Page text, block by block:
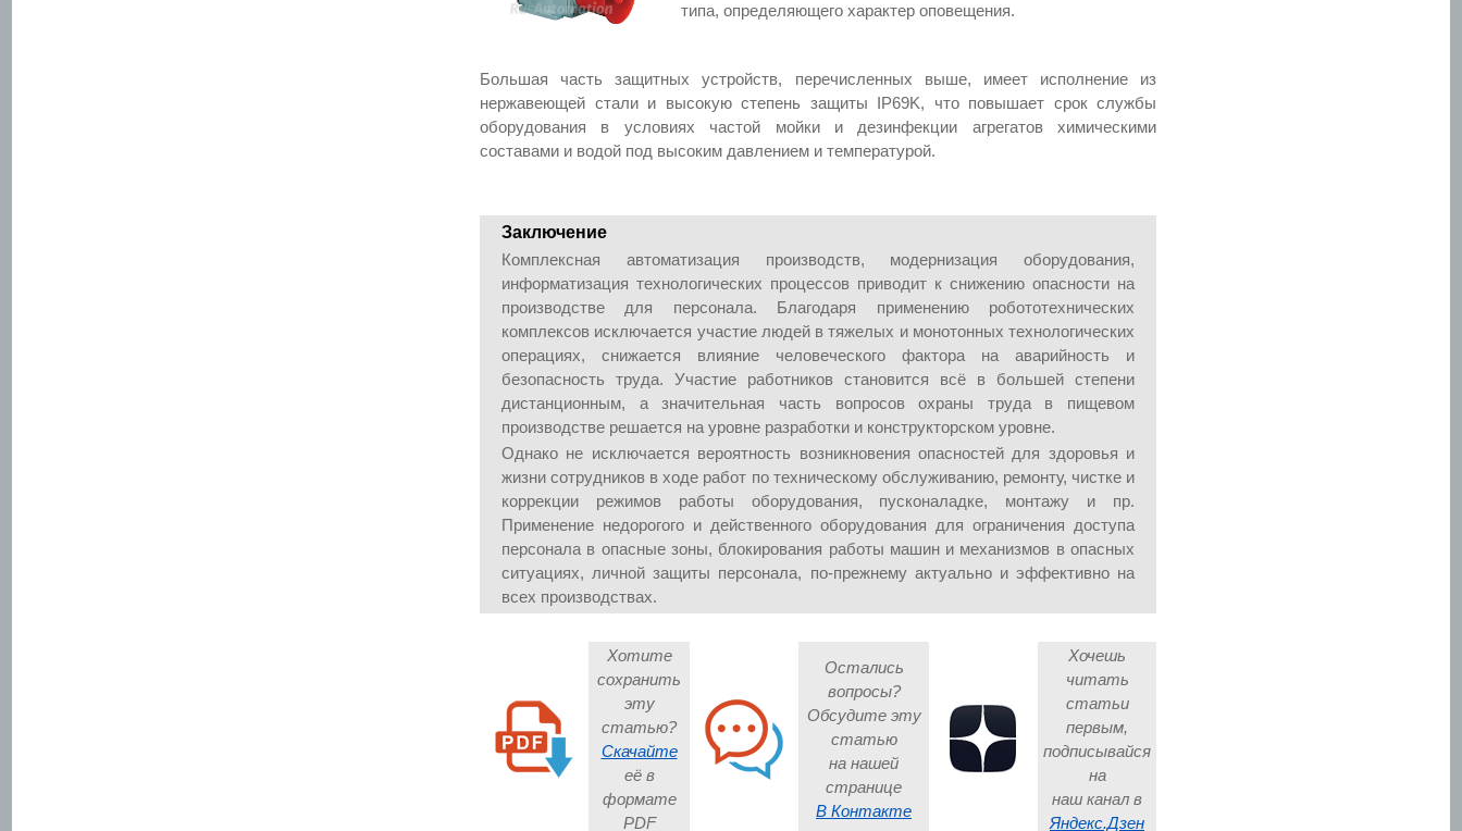
типа, определяющего характер оповещения.
Большая часть защитных устройств, перечисленных выше, имеет исполнение из
нержавеющей стали и высокую степень защиты IP69K, что повышает срок службы
оборудования в условиях частой мойки и дезинфекции агрегатов химическими
составами и водой под высоким давлением и температурой.
Заключение
Комплексная автоматизация производств, модернизация оборудования,
информатизация технологических процессов приводит к снижению опасности на
производстве для персонала. Благодаря применению робототехнических
комплексов исключается участие людей в тяжелых и монотонных технологических
операциях, снижается влияние человеческого фактора на аварийность и
безопасность труда. Участие работников становится всё в большей степени
дистанционным, а значительная часть вопросов охраны труда в пищевом
производстве решается на уровне разработки и конструкторском уровне.
Однако не исключается вероятность возникновения опасностей для здоровья и
жизни сотрудников в ходе работ по техническому обслуживанию, ремонту, чистке и
коррекции режимов работы оборудования, пусконаладке, монтажу и пр.
Применение недорогого и действенного оборудования для ограничения доступа
персонала в опасные зоны, блокирования работы машин и механизмов в опасных
ситуациях, личной защиты персонала, по-прежнему актуально и эффективно на
всех производствах.
Хотите
сохранить
эту
статью?
Скачайте
её в
формате
PDF
Остались
вопросы?
Обсудите эту
статью
на нашей
странице
В Контакте
Хочешь
читать
статьи
первым,
подписывайся
на
наш канал в
Яндекс.Дзен